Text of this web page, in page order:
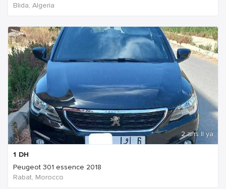
Blida, Algeria
2 ans Il ya
1 DH
Peugeot 301 essence 2018
Rabat, Morocco